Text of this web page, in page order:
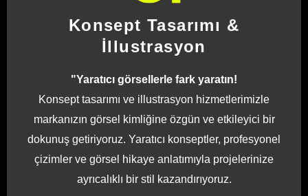
Konsept Tasarımı &
İllustrasyon
"Yaratıcı görsellerle fark yaratın!
Konsept tasarımı ve illustrasyon hizmetlerimizle
markanızın görsel kimliğine özgün ve etkileyici bir
dokunuş getiriyoruz. Yaratıcı konseptler, profesyonel
çizimler ve görsel hikaye anlatımıyla projelerinize
ayrıcalıklı bir stil kazandırıyoruz.